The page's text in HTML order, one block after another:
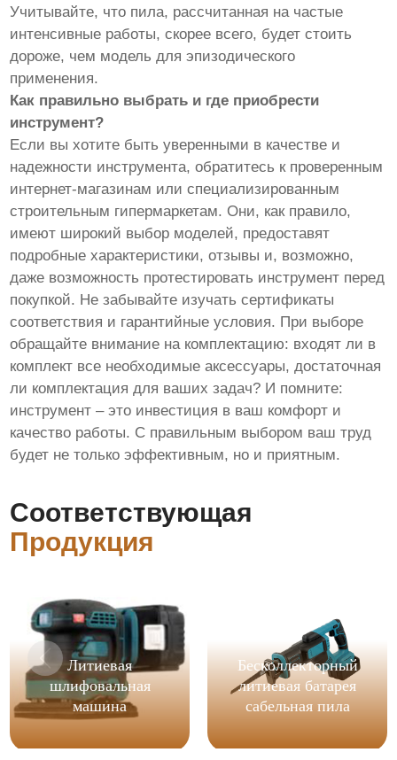
Учитывайте, что пила, рассчитанная на частые
интенсивные работы, скорее всего, будет стоить
дороже, чем модель для эпизодического
применения.
Как правильно выбрать и где приобрести
инструмент?
Если вы хотите быть уверенными в качестве и
надежности инструмента, обратитесь к проверенным
интернет-магазинам или специализированным
строительным гипермаркетам. Они, как правило,
имеют широкий выбор моделей, предоставят
подробные характеристики, отзывы и, возможно,
даже возможность протестировать инструмент перед
покупкой. Не забывайте изучать сертификаты
соответствия и гарантийные условия. При выборе
обращайте внимание на комплектацию: входят ли в
комплект все необходимые аксессуары, достаточная
ли комплектация для ваших задач? И помните:
инструмент – это инвестиция в ваш комфорт и
качество работы. С правильным выбором ваш труд
будет не только эффективным, но и приятным.
Соответствующая
Продукция
Литиевая
шлифовальная
машина
Бесколлекторный
литиевая батарея
сабельная пила